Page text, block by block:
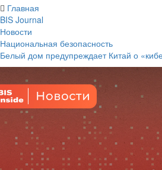
Главная
BIS Journal
Новости
Национальная безопасность
Белый дом предупреждает Китай о